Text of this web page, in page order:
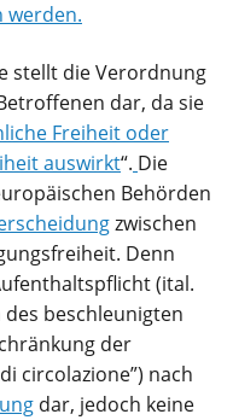
werden.
stellt die Verordnung
dar, da sie
Freiheit oder
auswirkt“. Die
Behörden
zwischen
Denn
(ital.
des beschleunigten
der
circolazione”) nach
dar, jedoch keine